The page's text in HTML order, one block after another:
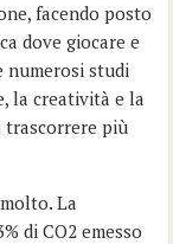
facendo posto
dove giocare e
numerosi studi
la creatività e la
trascorrere più
La
di CO2 emesso